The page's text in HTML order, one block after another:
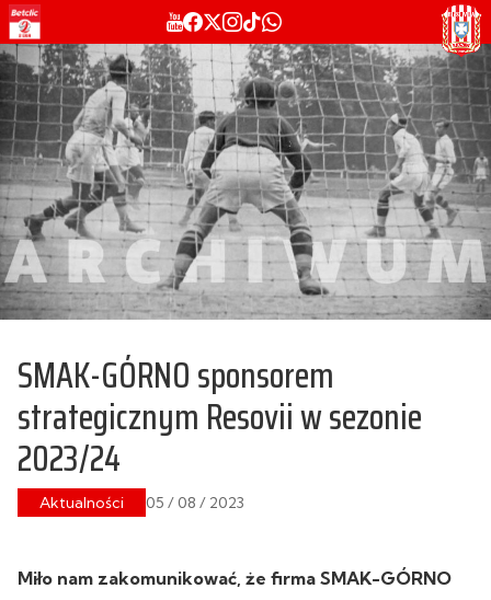
SMAK-GÓRNO sponsorem
strategicznym Resovii w sezonie
2023/24
Aktualności 05 / 08 / 2023
Miło nam zakomunikować, że firma SMAK-GÓRNO